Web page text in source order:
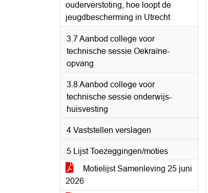
ouderverstoting, hoe loopt de
jeugdbescherming in Utrecht
3.7 Aanbod college voor
technische sessie Oekraïne-
opvang
3.8 Aanbod college voor
technische sessie onderwijs-
huisvesting
4 Vaststellen verslagen
5 Lijst Toezeggingen/moties
Motielijst Samenleving 25 juni
2026